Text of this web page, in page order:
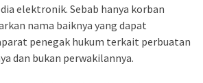
elektronik. Sebab hanya korban
nama baiknya yang dapat
penegak hukum terkait perbuatan
dan bukan perwakilannya.